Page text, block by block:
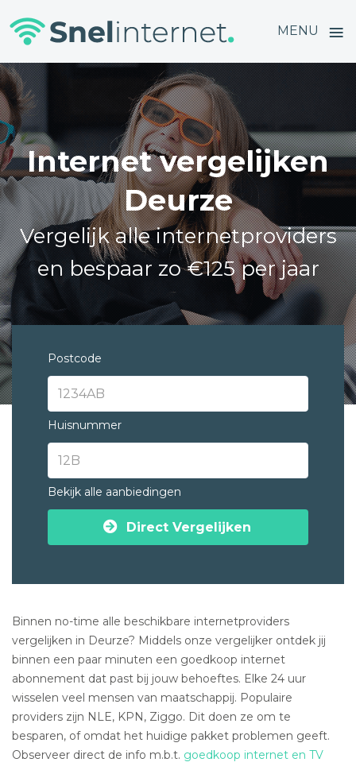
MENU ≡
Skip
to
content
Internet vergelijken
Deurze
Vergelijk alle internetproviders
en bespaar zo €125 per jaar
Postcode
Huisnummer
Bekijk alle aanbiedingen
Direct Vergelijken
Binnen no-time alle beschikbare internetproviders
vergelijken in Deurze? Middels onze vergelijker ontdek jij
binnen een paar minuten een goedkoop internet
abonnement dat past bij jouw behoeftes. Elke 24 uur
wisselen veel mensen van maatschappij. Populaire
providers zijn NLE, KPN, Ziggo. Dit doen ze om te
besparen, of omdat het huidige pakket problemen geeft.
Observeer direct de info m.b.t. goedkoop internet en TV